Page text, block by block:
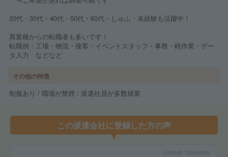
20代・30代・40代・50代・60代・しゅふ・未経験も活躍中！
異業種からの転職者も多いです！
転職例：工場・物流・接客・イベントスタッフ・事務・軽作業・デー
タ入力 などなど
その他の特徴
制服あり / 職場が禁煙 / 派遣社員が多数就業
この派遣会社に登録した方の声
2024年09月